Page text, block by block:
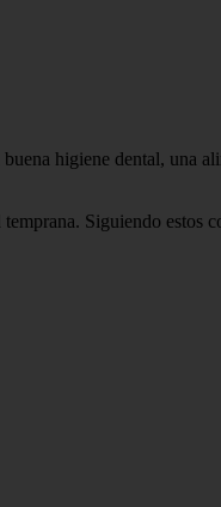
higiene dental, una
Siguiendo estos